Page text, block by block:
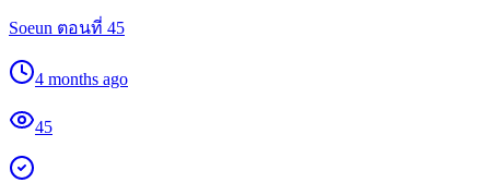
Soeun ตอนที่ 45
4 months ago
45